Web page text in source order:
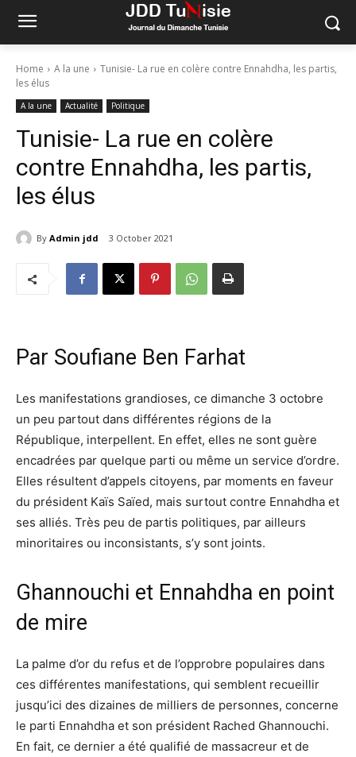
Home A la une
Tunisie- La rue en colère contre Ennahdha, les partis,
les élus
A la une Actualité Politique
Tunisie- La rue en colère
contre Ennahdha, les partis,
les élus
By Admin jdd 3 October 2021
Par Soufiane Ben Farhat
Les manifestations grandioses, ce dimanche 3 octobre
un peu partout dans différentes régions de la
République, interpellent. En effet, elles ne sont guère
encadrées par quelque parti ou même un service d’ordre.
Elles résultent d’appels citoyens, par moments en faveur
du président Kaïs Saïed, mais surtout contre Ennahdha et
ses alliés. Très peu de partis politiques, par ailleurs
minoritaires ou inconsistants, s’y sont joints.
Ghannouchi et Ennahdha en point
de mire
La palme d’or du refus et de l’opprobre populaires dans
ces différentes manifestations, qui semblent recueillir
jusqu’ici des dizaines de milliers de personnes, concerne
le parti Ennahdha et son président Rached Ghannouchi.
En fait, ce dernier a été qualifié de massacreur et de